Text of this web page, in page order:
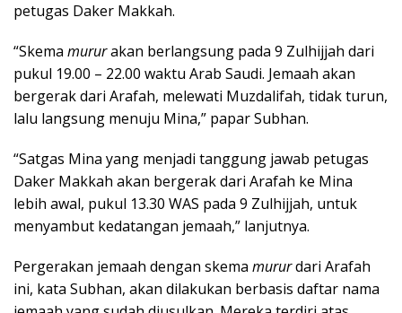
petugas Daker Makkah.
“Skema mururakan berlangsung pada 9 Zulhijjah dari
pukul 19.00 – 22.00 waktu Arab Saudi. Jemaah akan
bergerak dari Arafah, melewati Muzdalifah, tidak turun,
lalu langsung menuju Mina,” papar Subhan.
“Satgas Mina yang menjadi tanggung jawab petugas
Daker Makkah akan bergerak dari Arafah ke Mina
lebih awal, pukul 13.30 WAS pada 9 Zulhijjah, untuk
menyambut kedatangan jemaah,” lanjutnya.
Pergerakan jemaah dengan skema mururdari Arafah
ini, kata Subhan, akan dilakukan berbasis daftar nama